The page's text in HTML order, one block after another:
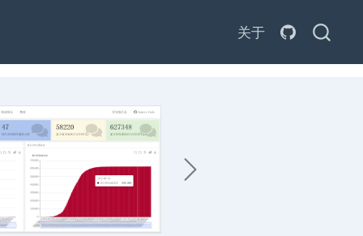
关于